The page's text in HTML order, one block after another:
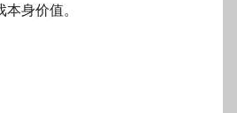
身价值。